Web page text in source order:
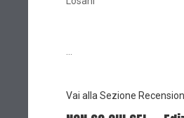
Vai alla Sezione